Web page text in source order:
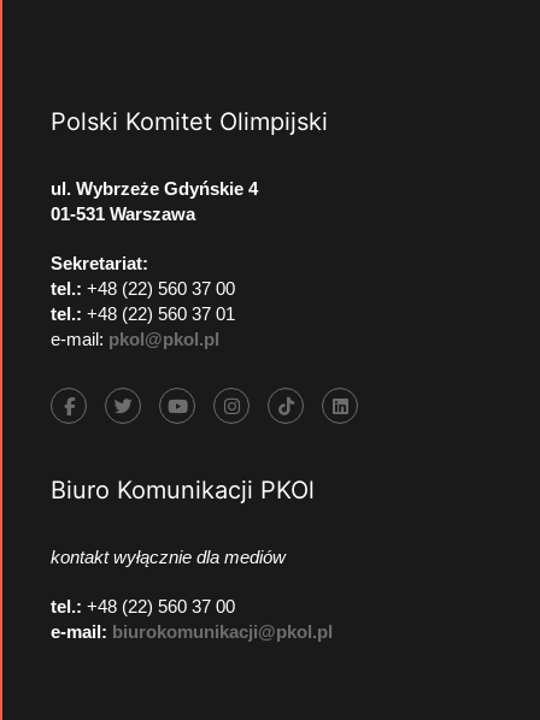
Polski Komitet Olimpijski
ul. Wybrzeże Gdyńskie 4
01-531 Warszawa
Sekretariat:
tel.: +48 (22) 560 37 00
tel.: +48 (22) 560 37 01
e-mail: pkol@pkol.pl
Biuro Komunikacji PKOl
kontakt wyłącznie dla mediów
tel.: +48 (22) 560 37 00
e-mail: biurokomunikacji@pkol.pl